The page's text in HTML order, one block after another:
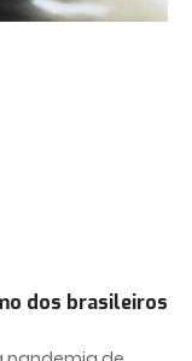
dos brasileiros